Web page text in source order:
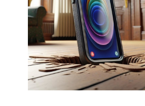
PRÍSLUŠENSTVO
MOBILY
PRÍSLUŠENSTVO